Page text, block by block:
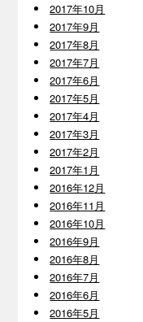
2017年10月
2017年9月
2017年8月
2017年7月
2017年6月
2017年5月
2017年4月
2017年3月
2017年2月
2017年1月
2016年12月
2016年11月
2016年10月
2016年9月
2016年8月
2016年7月
2016年6月
2016年5月